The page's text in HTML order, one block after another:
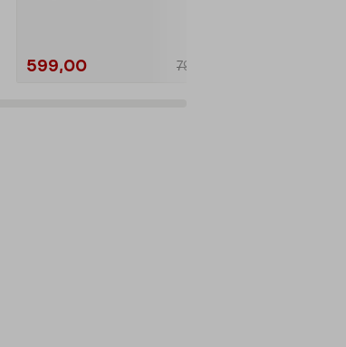
599,00 799,00